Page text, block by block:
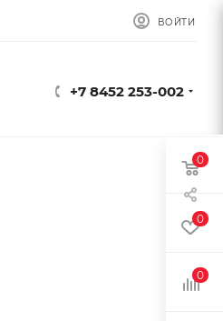
ВОЙТИ
+7 8452 253-002
0
0
0